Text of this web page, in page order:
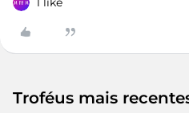
Troféus mais